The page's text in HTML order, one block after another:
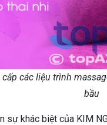
cấp các liệu trình
bầu
sự khác biệt của KIM